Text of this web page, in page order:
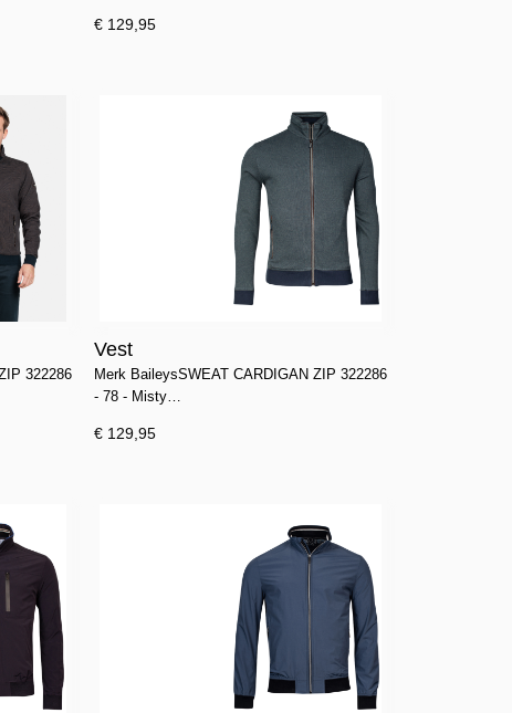
€ 129,95
322286
Vest
Merk BaileysSWEAT CARDIGAN ZIP 322286
- 78 - Misty…
€ 129,95